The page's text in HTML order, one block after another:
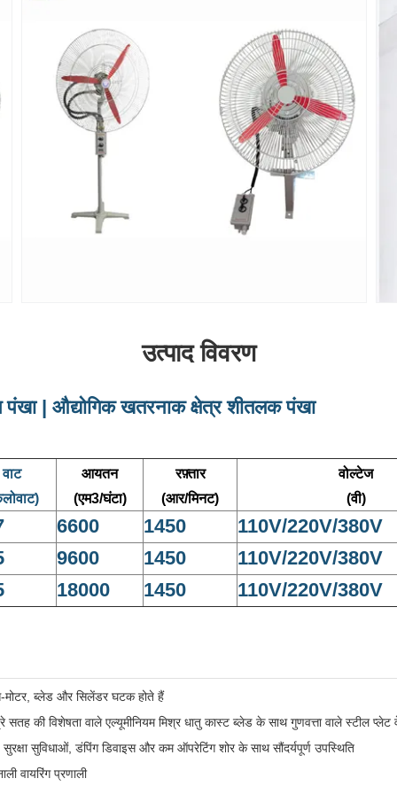
उत्पाद विवरण
पंखा | औद्योगिक खतरनाक क्षेत्र शीतलक पंखा
वाट
आयतन
(एम3/घंटा)
रफ़्तार
(आर/मिनट)
वोल्टेज
(वी)
6600 1450
110V/220V/380V
9600 1450
110V/220V/380V
18000 1450 110V/220V/380V
मोटर, ब्लेड और सिलेंडर घटक होते हैं
की विशेषता वाले एल्यूमीनियम मिश्र धातु कास्ट ब्लेड के साथ गुणवत्ता वाले स्टील प्लेट
सुविधाओं, डंपिंग डिवाइस और कम ऑपरेटिंग शोर के साथ सौंदर्यपूर्ण उपस्थिति
वायरिंग प्रणाली